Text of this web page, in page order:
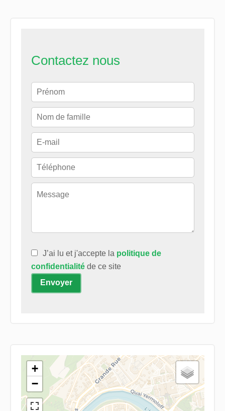
Contactez nous
J’ai lu et j'accepte la politique de
confidentialitéde ce site
Envoyer
+
−